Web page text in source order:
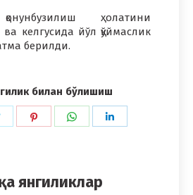
ҳолатини
келгусида йўл қўймаслик
берилди.
билан бўлишиш
Share
Share
Share
янгиликлар